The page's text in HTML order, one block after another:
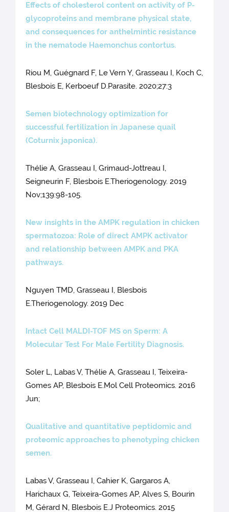
Effects of cholesterol content on activity of P-
glycoproteins and membrane physical state,
and consequences for anthelmintic resistance
in the nematode Haemonchus contortus.
Riou M, Guégnard F, Le Vern Y, Grasseau I, Koch C,
Blesbois E, Kerboeuf D.Parasite. 2020;27:3
Semen biotechnology optimization for
successful fertilization in Japanese quail
(Coturnix japonica).
Thélie A, Grasseau I, Grimaud-Jottreau I,
Seigneurin F, Blesbois E.Theriogenology. 2019
Nov;139:98-105.
New insights in the AMPK regulation in chicken
spermatozoa: Role of direct AMPK activator
and relationship between AMPK and PKA
pathways.
Nguyen TMD, Grasseau I, Blesbois
E.Theriogenology. 2019 Dec
Intact Cell MALDI-TOF MS on Sperm: A
Molecular Test For Male Fertility Diagnosis.
Soler L, Labas V, Thélie A, Grasseau I, Teixeira-
Gomes AP, Blesbois E.Mol Cell Proteomics. 2016
Jun;
Qualitative and quantitative peptidomic and
proteomic approaches to phenotyping chicken
semen.
Labas V, Grasseau I, Cahier K, Gargaros A,
Harichaux G, Teixeira-Gomes AP, Alves S, Bourin
M, Gérard N, Blesbois E.J Proteomics. 2015